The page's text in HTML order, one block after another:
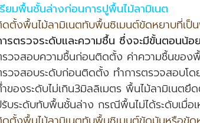
ยมพื้นชั้นล่างก่อนการปูพื้นไม้ลามิเนต
ตั้งพื้นไม้ลามิเนตทับพื้นซิเมนต์ขัดหยาบที่เป็
รตรวจระดับและความชื้น ซึ่งจะมีขั้นตอนน้อ
วจสอบความชื้นก่อนติดตั้ง ค่าความชื้นของ
วจสอบระดับก่อนติดตั้ง ทำการตรวจสอบโด
ของระดับไม่เกิน3มิลลิเมตร พื้นไม้ลามิเนต
บระดับทับพื้นชั้นล่าง กรณีพื้นไม่ได้ระดับเมื่อ